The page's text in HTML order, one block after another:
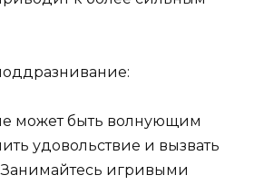
может быть волнующим
удовольствие и вызвать
игривыми